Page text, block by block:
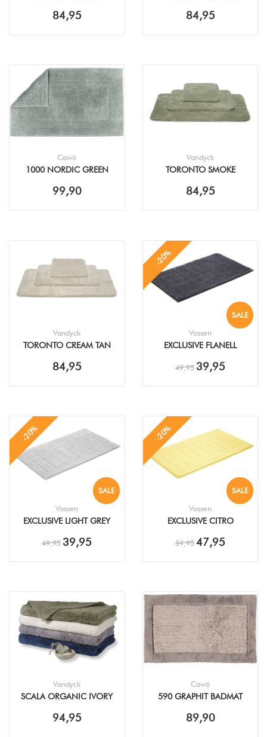
84,95 84,95
Cawö
1000 NORDIC GREEN
99,90
Vandyck
TORONTO SMOKE
84,95
Vandyck
TORONTO CREAM TAN
84,95
SALE
-20%
Vossen
EXCLUSIVE FLANELL
49,95 39,95
SALE
-20%
Vossen
EXCLUSIVE LIGHT GREY
49,95 39,95
SALE
-20%
Vossen
EXCLUSIVE CITRO
59,95 47,95
Vandyck
SCALA ORGANIC IVORY
94,95
Cawö
590 GRAPHIT BADMAT
89,90